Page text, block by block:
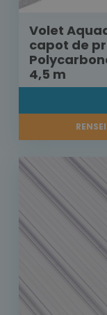
Volet
capot de
4,5 m